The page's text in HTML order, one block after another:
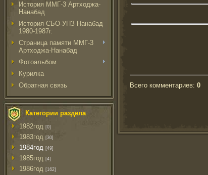
История ММГ-3 Артходжа-
Нанабад
История СБО-УПЗ Нанабад
1980-1987г.
Страница памяти ММГ-3
Артходжа-Нанабад
Фотоальбом
Курилка
Обратная связь
Категории раздела
1982год [0]
1983год [30]
1984год [49]
1985год [4]
1986год [162]
Всего комментариев: 0